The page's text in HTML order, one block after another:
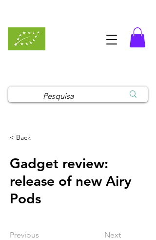
< Back
Gadget review:
release of new Airy
Pods
Previous Next